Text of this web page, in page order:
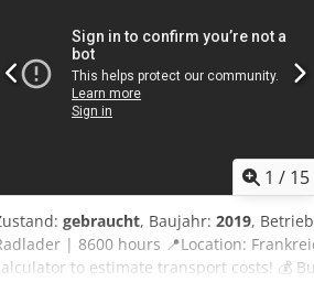
1 / 15
gebraucht, Baujahr: 2019,
| 8600 hours 📍Location:
to estimate transport costs! 💰
available for an affordable fee (subject to